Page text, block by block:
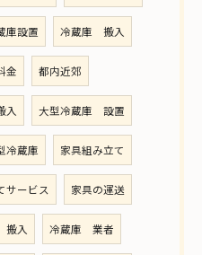
庫設置 冷蔵庫 搬入
金 都内近郊
入 大型冷蔵庫 設置
冷蔵庫 家具組み立て
ービス 家具の運送
搬入 冷蔵庫 業者